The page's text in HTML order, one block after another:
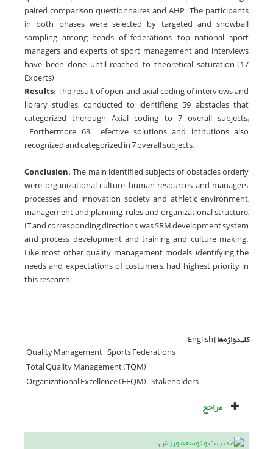
paired comparison questionnaires and AHP. The participants
in both phases were selected by targeted and snowball
sampling among heads of federations, top national sport
managers and experts of sport management and interviews
have been done until reached to theoretical saturation.(17
Experts)
Results:The result of open and axial coding of interviews and
library studies, conducted to identifieng 59 abstacles that
categorized therough Axial coding to 7 overall subjects;
Forthermore 63 efective solutions and intitutions also
recognized and categorized in 7 overall subjects.
Conclusion:The main identified subjects of obstacles orderly
were organizational culture, human resources and managers,
processes and innovation, society and athletic environment,
management and planning, rules and organizational structure,
IT and corresponding directions was SRM development system
and process development and training and culture making.
Like most other quality management models, identifying the
needs and expectations of costumers, had highest priority in
this research.
کلیدواژه‌ها[English]
Quality Management Sports Federations
Total Quality Management (TQM)
Organizational Excellence (EFQM) Stakeholders
مراجع